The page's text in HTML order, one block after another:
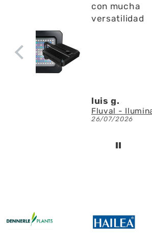
con mucha
versatilidad
luis g.
26/07/2026